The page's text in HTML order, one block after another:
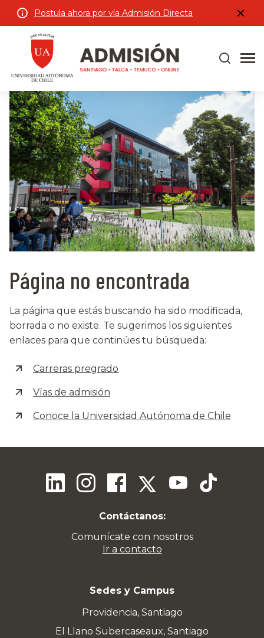
Postula ahora por vía Admisión Directa
Página no encontrada
La página que estás buscando ha sido modificada,
borrada o no existe. Te sugerimos los siguientes
enlaces para que continúes tu búsqueda:
Carreras pregrado
Vías de admisión
Conoce la Universidad Autónoma de Chile
Contáctanos:
Comunícate con nosotros
Ir a contacto
Sedes y Campus
Providencia, Santiago
El Llano Subercaseaux, Santiago